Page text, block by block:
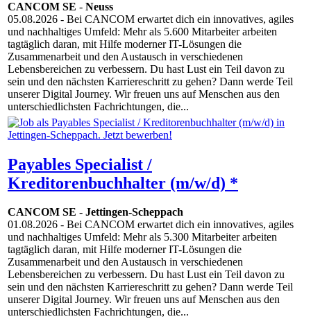
CANCOM SE - Neuss
05.08.2026 - Bei CANCOM erwartet dich ein innovatives, agiles
und nachhaltiges Umfeld: Mehr als 5.600 Mitarbeiter arbeiten
tagtäglich daran, mit Hilfe moderner IT-Lösungen die
Zusammenarbeit und den Austausch in verschiedenen
Lebensbereichen zu verbessern. Du hast Lust ein Teil davon zu
sein und den nächsten Karriereschritt zu gehen? Dann werde Teil
unserer Digital Journey. Wir freuen uns auf Menschen aus den
unterschiedlichsten Fachrichtungen, die...
Payables Specialist /
Kreditorenbuchhalter (m/w/d) *
CANCOM SE - Jettingen-Scheppach
01.08.2026 - Bei CANCOM erwartet dich ein innovatives, agiles
und nachhaltiges Umfeld: Mehr als 5.300 Mitarbeiter arbeiten
tagtäglich daran, mit Hilfe moderner IT-Lösungen die
Zusammenarbeit und den Austausch in verschiedenen
Lebensbereichen zu verbessern. Du hast Lust ein Teil davon zu
sein und den nächsten Karriereschritt zu gehen? Dann werde Teil
unserer Digital Journey. Wir freuen uns auf Menschen aus den
unterschiedlichsten Fachrichtungen, die...